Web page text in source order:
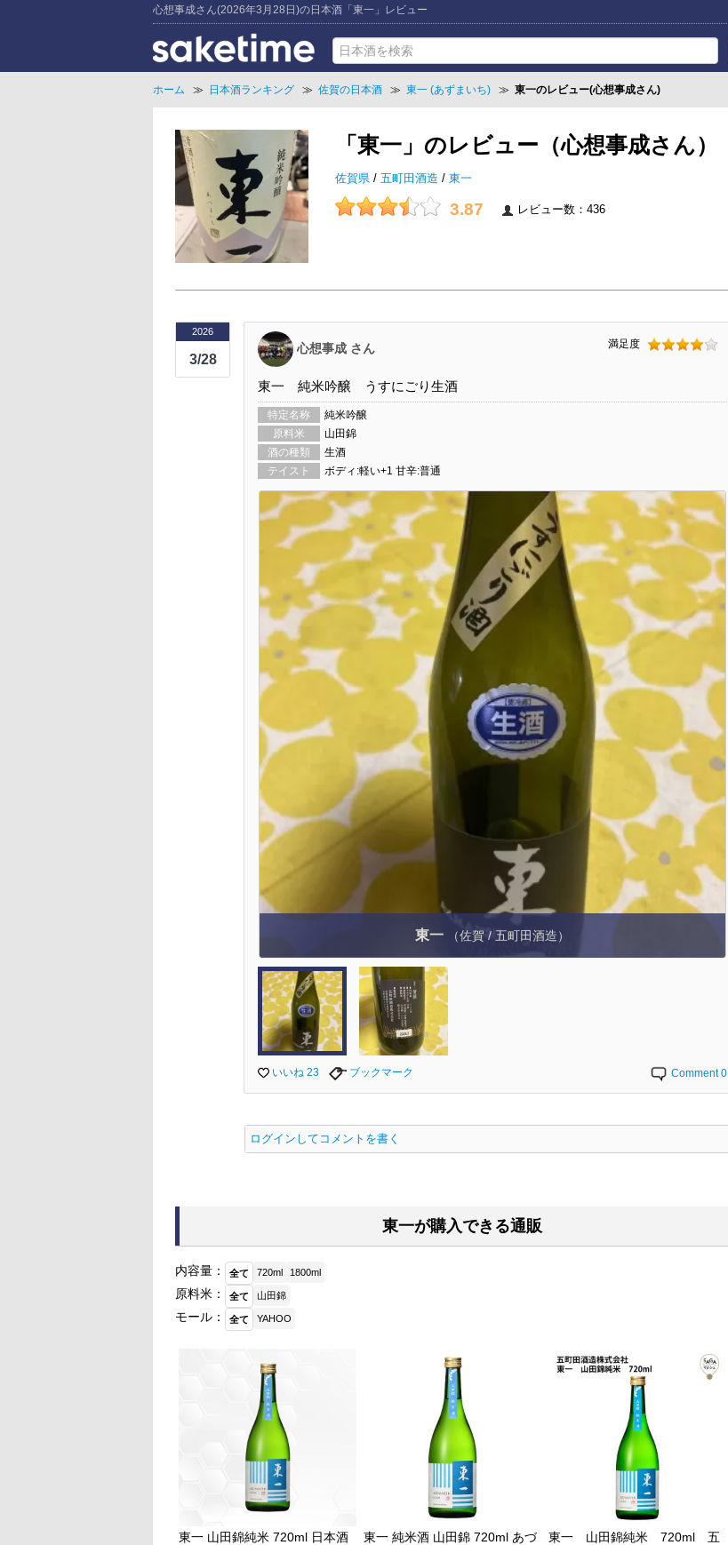
心想事成さん(2026年3月28日)の日本酒「東一」レビュー
ホーム ≫ 日本酒ランキング ≫ 佐賀の日本酒 ≫ 東一 (あずまいち) ≫ 東一のレビュー(心想事成さん)
「東一」のレビュー（心想事成さん）
佐賀県 / 五町田酒造 / 東一
3.87 レビュー数：436
2026
3/28
心想事成 さん 満足度
東一 純米吟醸 うすにごり生酒
特定名称
純米吟醸
原料米
山田錦
酒の種類
生酒
テイスト
ボディ:軽い+1 甘辛:普通
東一 （佐賀 / 五町田酒造）
いいね 23 ブックマーク Comment 0
ログインしてコメントを書く
東一が購入できる通販
内容量： 全て 720ml 1800ml
原料米： 全て 山田錦
モール： 全て YAHOO
東一 山田錦純米 720ml 日本酒
東一 純米酒 山田錦 720ml あづ
東一 山田錦純米 720ml 五